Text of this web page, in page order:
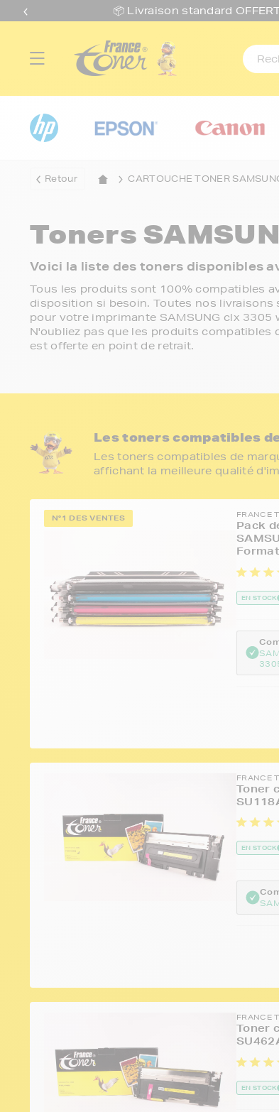
📦 Livraison standard O
Retour CARTOUCHE TONER
Toners
Voici la liste des toners disponibles
Tous les produits sont 100% compatibles
disposition si besoin. Toutes nos
pour votre imprimante SAMSUNG clx 3305
N'oubliez pas que les produits compatibles
est offerte en point de retrait.
Les toners compatibles
Les toners compatibles de
affichant la meilleure qualité
N°1 DES VENTES FRANCE
Pack
EN STOCK
FRANCE
Toner
EN STOCK
FRANCE
Toner
EN STOCK